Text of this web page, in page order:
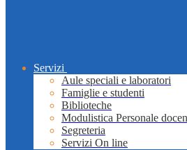
Servizi
Aule speciali e laboratori
Famiglie e studenti
Biblioteche
Modulistica Personale
Segreteria
Servizi On line